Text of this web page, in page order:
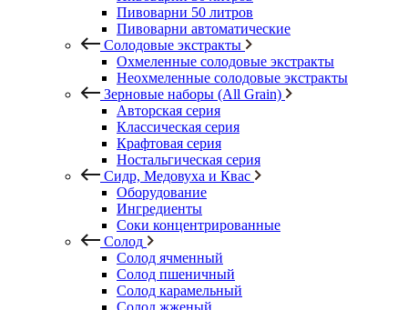
Пивоварни 50 литров
Пивоварни автоматические
Солодовые экстракты
Охмеленные солодовые экстракты
Неохмеленные солодовые экстракты
Зерновые наборы (All Grain)
Авторская серия
Классическая серия
Крафтовая серия
Ностальгическая серия
Сидр, Медовуха и Квас
Оборудование
Ингредиенты
Соки концентрированные
Солод
Солод ячменный
Солод пшеничный
Солод карамельный
Солод жженый